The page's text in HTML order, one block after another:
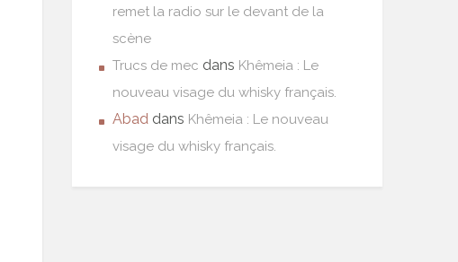
remet la radio sur le devant de la
scène
Trucs de mec dans Khêmeia : Le
nouveau visage du whisky français.
Abad dans Khêmeia : Le nouveau
visage du whisky français.